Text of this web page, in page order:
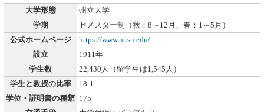
大学形態
州立大学
学期
セメスター制（秋：8～12月、春：1～5月）
公式ホームページ
https://www.mtsu.edu/
設立
1911年
学生数
22,430人（留学生は1,545人）
学生と教授の比率
18:1
学位・証明書の種類 175